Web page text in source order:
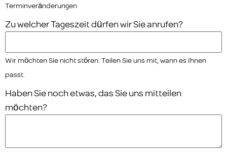
Terminveränderungen
Zu welcher Tageszeit dürfen wir Sie anrufen?
Wir möchten Sie nicht stören. Teilen Sie uns mit, wann es Ihnen
passt.
Haben Sie noch etwas, das Sie uns mitteilen
möchten?